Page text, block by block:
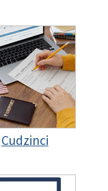
Cudzinci